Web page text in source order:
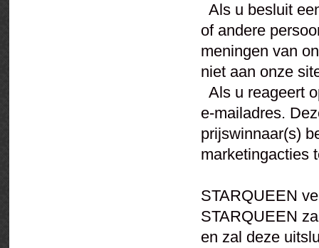
Als u besluit
of andere
meningen van
niet aan onze
Als u reageert
e-mailadres.
prijswinnaar(s)
marketingacties
STARQUEEN
STARQUEEN
en zal deze